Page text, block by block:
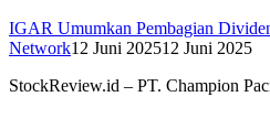
IGAR Umumkan Pembagian
Network12 Juni 202512 Juni 2025
StockReview.id – PT. Champion